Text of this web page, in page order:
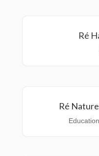
Ré
Ré
Education